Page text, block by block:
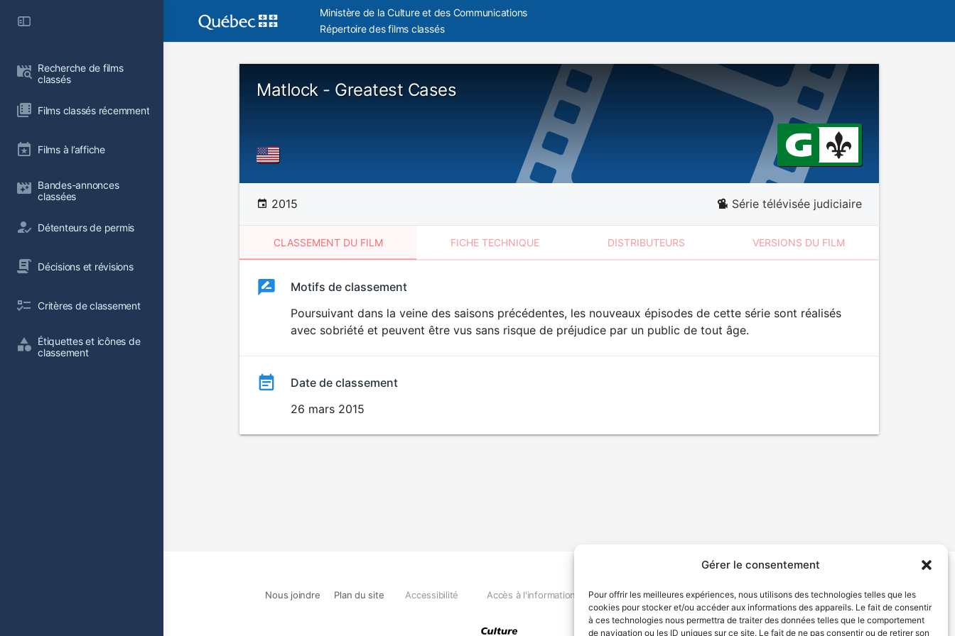
Gérer le consentement
Pour offrir les meilleures expériences, nous utilisons des technologies telles que les
cookies pour stocker et/ou accéder aux informations des appareils. Le fait de consentir
à ces technologies nous permettra de traiter des données telles que le comportement
de navigation ou les ID uniques sur ce site. Le fait de ne pas consentir ou de retirer son
Recherche de films
classés
Films classés récemment
Films à l’affiche
Bandes-annonces
classées
Détenteurs de permis
Décisions et révisions
Critères de classement
Étiquettes et icônes de
classement
Ministère de la Culture et des Communications
Répertoire des films classés
Matlock - Greatest Cases
2015 Série télévisée judiciaire
CLASSEMENT DU FILM FICHE TECHNIQUE DISTRIBUTEURS VERSIONS DU FILM
ClassementClassement
Motifs de classement
Poursuivant dans la veine des saisons précédentes, les nouveaux épisodes de cette série sont réalisés
avec sobriété et peuvent être vus sans risque de préjudice par un public de tout âge.
Date de classement
26 mars 2015
Nous joindre Plan du site Accessibilité Accès à l'information Déclaration de services Politique de confidentialité